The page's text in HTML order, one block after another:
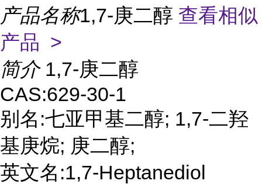
产品名称1,7-庚二醇 查看相似
产品 >
简介 1,7-庚二醇
CAS:629-30-1
别名:七亚甲基二醇; 1,7-二羟
基庚烷; 庚二醇;
英文名:1,7-Heptanediol